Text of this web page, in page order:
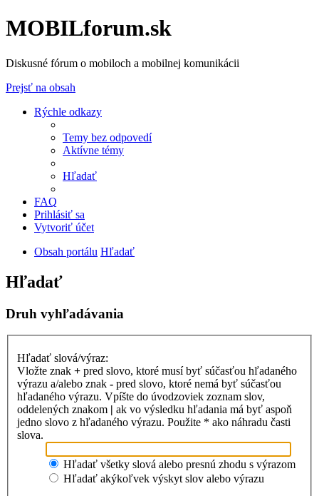
MOBILforum.sk
Diskusné fórum o mobiloch a mobilnej komunikácii
Prejsť na obsah
Rýchle odkazy
Temy bez odpovedí
Aktívne témy
Hľadať
FAQ
Prihlásiť sa
Vytvoriť účet
Obsah portálu Hľadať
Hľadať
Druh vyhľadávania
Hľadať slová/výraz:
Vložte znak + pred slovo, ktoré musí byť súčasťou hľadaného
výrazu a/alebo znak - pred slovo, ktoré nemá byť súčasťou
hľadaného výrazu. Vpíšte do úvodzoviek zoznam slov,
oddelených znakom | ak vo výsledku hľadania má byť aspoň
jedno slovo z hľadaného výrazu. Použite * ako náhradu časti
slova.
Hľadať všetky slová alebo presnú zhodu s výrazom
Hľadať akýkoľvek výskyt slov alebo výrazu